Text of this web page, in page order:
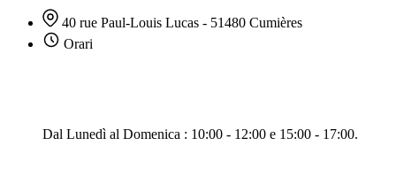
40 rue Paul-Louis Lucas - 51480 Cumières
Orari
Dal Lunedì al Domenica : 10:00 - 12:00 e 15:00 - 17:00.